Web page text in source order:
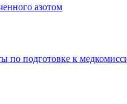
азотом
по подготовке к